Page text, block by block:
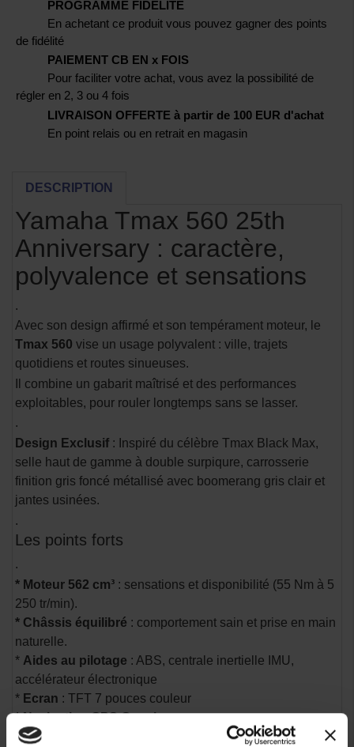
PROGRAMME FIDELITE
En achetant ce produit vous pouvez gagner des points
de fidélité
PAIEMENT CB EN x FOIS
Pour faciliter votre achat, vous avez la possibilité de
régler en 2, 3 ou 4 fois
LIVRAISON OFFERTE à partir de 100 EUR d'achat
En point relais ou en retrait en magasin
DESCRIPTION
Yamaha Tmax 560 25th
Anniversary : caractère,
polyvalence et sensations
.
Avec son design affirmé et son tempérament moteur, le
Tmax 560 vise un usage polyvalent : ville, trajets
quotidiens et routes sinueuses.
Il combine un gabarit maîtrisé et des performances
exploitables, pour rouler longtemps sans se lasser.
.
Design Exclusif : Inspiré du célèbre Tmax Black Max,
selle haut de gamme à double surpiqure, carrosserie
finition gris foncé métallisé avec boomerang gris clair et
jantes usinées.
.
Les points forts
.
* Moteur 562 cm³ : sensations et disponibilité (55 Nm à 5
250 tr/min).
* Châssis équilibré : comportement sain et prise en main
naturelle.
* Aides au pilotage : ABS, centrale inertielle IMU,
accélérateur électronique
* Ecran : TFT 7 pouces couleur
* Navigation GPS Garmin
*Connectivité